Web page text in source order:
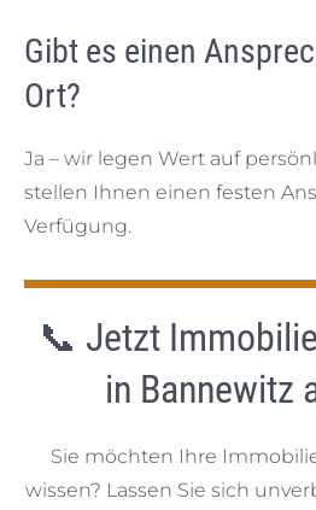
Gibt es einen
Ort?
Ja – wir legen Wert auf
stellen Ihnen einen festen
Verfügung.
📞 Jetzt
in Bannewitz
Sie möchten Ihre
wissen? Lassen Sie sich